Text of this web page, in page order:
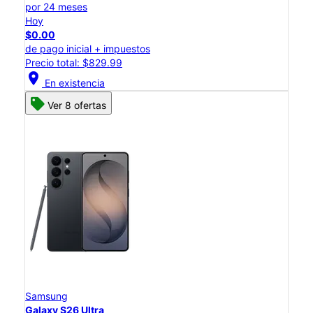
por 24 meses
Hoy
$0.00
de pago inicial + impuestos
Precio total: $829.99
location_on En existencia
Ver 8 ofertas
Samsung
Galaxy S26 Ultra